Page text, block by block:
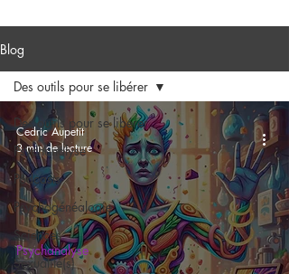
Blog
Des outils pour se libérer
Psychanalyse
Podcasts
Psychogénéalogie
Sciences
Sexualité(s)
Des outils pour se libérer
Psychanalyse
Cedric Aupetit
3 min de lecture